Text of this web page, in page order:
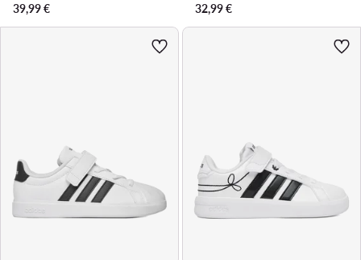
39,99€
32,99€